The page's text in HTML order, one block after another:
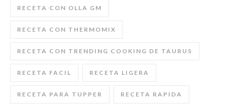
RECETA CON OLLA GM
RECETA CON THERMOMIX
RECETA CON TRENDING COOKING DE TAURUS
RECETA FACIL RECETA LIGERA
RECETA PARA TUPPER RECETA RAPIDA